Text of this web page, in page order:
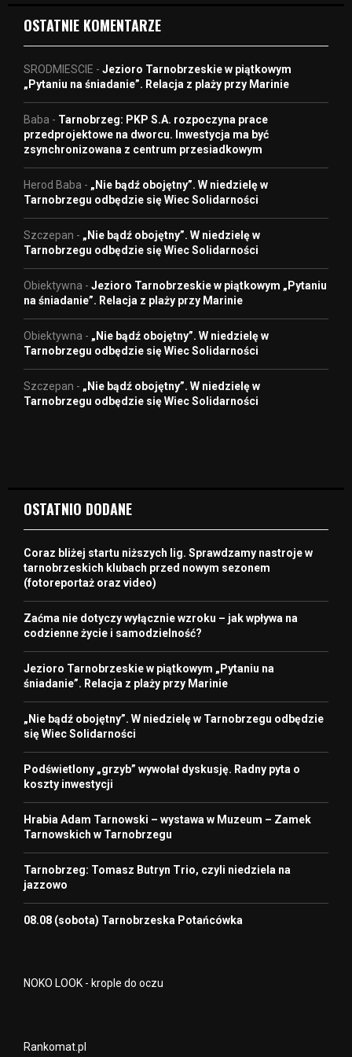
OSTATNIE KOMENTARZE
SRODMIESCIE - Jezioro Tarnobrzeskie w piątkowym
„Pytaniu na śniadanie”. Relacja z plaży przy Marinie
Baba - Tarnobrzeg: PKP S.A. rozpoczyna prace
przedprojektowe na dworcu. Inwestycja ma być
zsynchronizowana z centrum przesiadkowym
Herod Baba - „Nie bądź obojętny”. W niedzielę w
Tarnobrzegu odbędzie się Wiec Solidarności
Szczepan - „Nie bądź obojętny”. W niedzielę w
Tarnobrzegu odbędzie się Wiec Solidarności
Obiektywna - Jezioro Tarnobrzeskie w piątkowym „Pytaniu
na śniadanie”. Relacja z plaży przy Marinie
Obiektywna - „Nie bądź obojętny”. W niedzielę w
Tarnobrzegu odbędzie się Wiec Solidarności
Szczepan - „Nie bądź obojętny”. W niedzielę w
Tarnobrzegu odbędzie się Wiec Solidarności
OSTATNIO DODANE
Coraz bliżej startu niższych lig. Sprawdzamy nastroje w
tarnobrzeskich klubach przed nowym sezonem
(fotoreportaż oraz video)
Zaćma nie dotyczy wyłącznie wzroku – jak wpływa na
codzienne życie i samodzielność?
Jezioro Tarnobrzeskie w piątkowym „Pytaniu na
śniadanie”. Relacja z plaży przy Marinie
„Nie bądź obojętny”. W niedzielę w Tarnobrzegu odbędzie
się Wiec Solidarności
Podświetlony „grzyb” wywołał dyskusję. Radny pyta o
koszty inwestycji
Hrabia Adam Tarnowski – wystawa w Muzeum – Zamek
Tarnowskich w Tarnobrzegu
Tarnobrzeg: Tomasz Butryn Trio, czyli niedziela na
jazzowo
08.08 (sobota) Tarnobrzeska Potańcówka
NOKO LOOK - krople do oczu
Rankomat.pl